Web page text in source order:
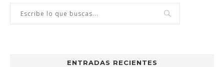
ENTRADAS RECIENTES